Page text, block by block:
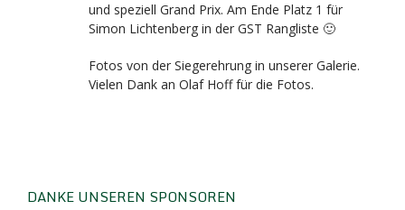
und speziell Grand Prix. Am Ende Platz 1 für
Simon Lichtenberg in der GST Rangliste 🙂
Fotos von der Siegerehrung in unserer Galerie.
Vielen Dank an Olaf Hoff für die Fotos.
DANKE UNSEREN SPONSOREN